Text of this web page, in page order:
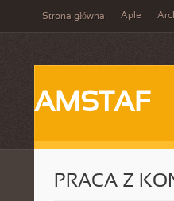
Strona główna Aple
AMSTAF
PRACA Z